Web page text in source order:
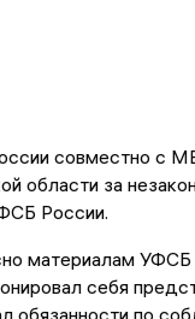
совместно с
области за
России.
материалам УФСБ
себя